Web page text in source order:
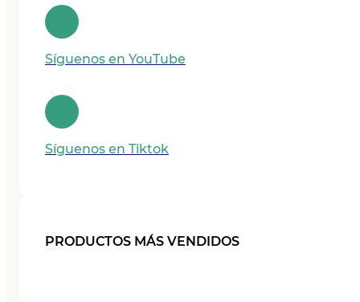
Síguenos en YouTube
Síguenos en Tiktok
PRODUCTOS MÁS VENDIDOS